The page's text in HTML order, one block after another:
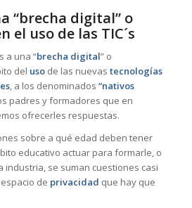
“brecha digital” o
el uso de las TIC´s
a una “brecha digital” o
del usode las nuevas tecnologías
, a los denominados “nativos
padres y formadores que en
ofrecerles respuestas.
sobre a qué edad deben tener
educativo actuar para formarle, o
industria, se suman cuestiones casi
de privacidad que hay que